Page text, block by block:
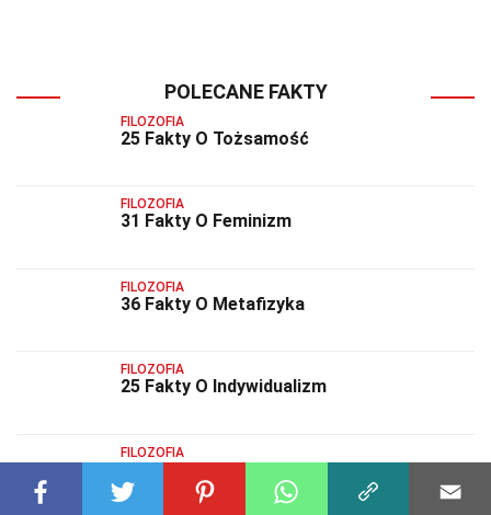
POLECANE FAKTY
FILOZOFIA
25 Fakty O Tożsamość
FILOZOFIA
31 Fakty O Feminizm
FILOZOFIA
36 Fakty O Metafizyka
FILOZOFIA
25 Fakty O Indywidualizm
FILOZOFIA
34 Fakty O Hedonizm